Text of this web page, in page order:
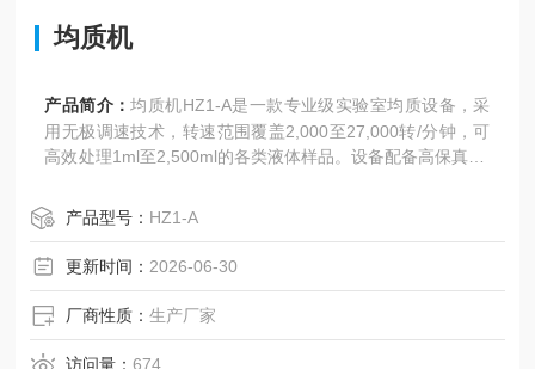
均质机
产品简介：均质机HZ1-A是一款专业级实验室均质设备，采
用无极调速技术，转速范围覆盖2,000至27,000转/分钟，可
高效处理1ml至2,500ml的各类液体样品。设备配备高保真LC
分散工具，确保均质效果。内置过热和电流双重保护系统，
保障设备安全稳定运行，使其成为生物制药、纳米材料、食
品检测等领域的理想选择。
产品型号： HZ1-A
更新时间： 2026-06-30
厂商性质：生产厂家
访问量：674